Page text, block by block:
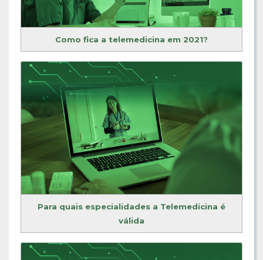
Como fica a telemedicina em 2021?
Para quais especialidades a Telemedicina é
válida